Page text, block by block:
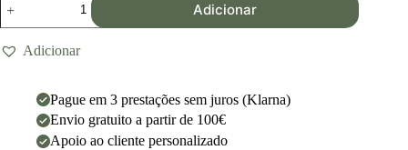
Adicionar
Adicionar
Pague em 3 prestações sem juros (Klarna)
Envio gratuito a partir de 100€
Apoio ao cliente personalizado